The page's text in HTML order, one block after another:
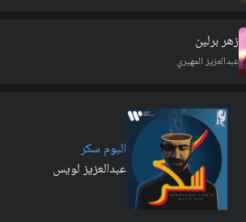
زهر برلين
عبدالعزيز المهيري
البوم سكر
عبدالعزيز لويس